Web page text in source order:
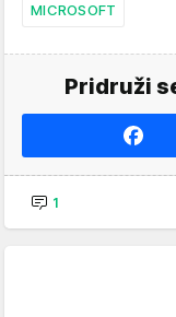
MICROSOFT
Pridruži
1